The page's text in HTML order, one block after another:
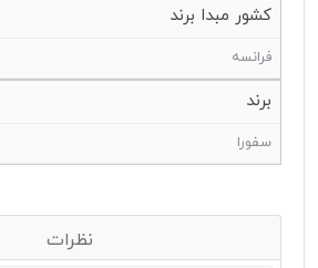
کشور مبدا برند
فرانسه
برند
سفورا
نظرات